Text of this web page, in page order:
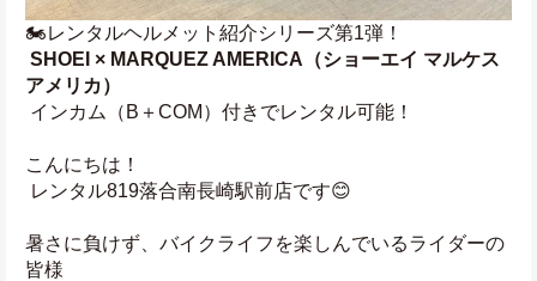
🏍レンタルヘルメット紹介シリーズ第1弾！
SHOEI × MARQUEZ AMERICA（ショーエイ マルケス
アメリカ）
インカム（B＋COM）付きでレンタル可能！
こんにちは！
レンタル819落合南長崎駅前店です😊
暑さに負けず、バイクライフを楽しんでいるライダーの
皆様